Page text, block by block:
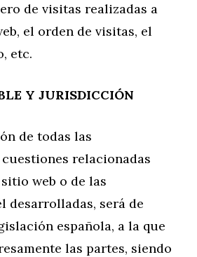
de visitas realizadas a
el orden de visitas, el
etc.
Y JURISDICCIÓN
de todas las
relacionadas
web o de las
desarrolladas, será de
española, a la que
las partes, siendo